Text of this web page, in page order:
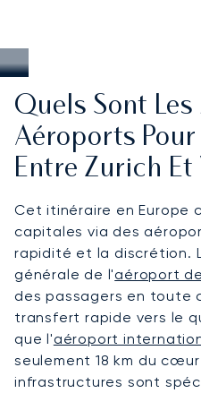
Quels Sont
Aéroports Pour
Entre Zurich Et
Cet itinéraire en Europe
capitales via des
rapidité et la discrétion.
générale de l'aéroport
des passagers en toute
transfert rapide vers le
que l'aéroport
seulement 18 km du
infrastructures sont